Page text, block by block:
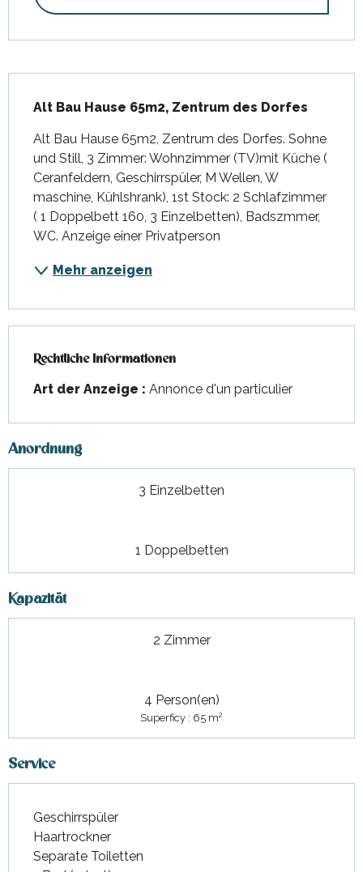
Alt Bau Hause 65m2, Zentrum des Dorfes
Alt Bau Hause 65m2, Zentrum des Dorfes. Sohne
und Still, 3 Zimmer: Wohnzimmer (TV)mit Küche (
Ceranfeldern, Geschirrspüler, M Wellen, W
maschine, Kühlshrank), 1st Stock: 2 Schlafzimmer
( 1 Doppelbett 160, 3 Einzelbetten), Badszmmer,
WC. Anzeige einer Privatperson
Mehr anzeigen
Rechtliche Informationen
Rechtliche Informationen
Art der Anzeige : Annonce d'un particulier
Anordnung
3 Einzelbetten
1 Doppelbetten
Kapazität
2 Zimmer
4 Person(en)
Superficy : 65 m2
Service
Geschirrspüler
Haartrockner
Separate Toiletten